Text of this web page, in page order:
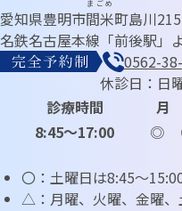
愛知県豊明市間米
まごめ
町島川
名鉄名古屋本線「前後駅」
0562-
診療時間 月
8:45～17:00
◎
休診日：日
〇：土曜日は8:45～
△：月曜、火曜、金曜、